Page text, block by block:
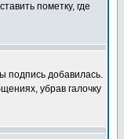
пометку, где
подпись добавилась.
убрав галочку